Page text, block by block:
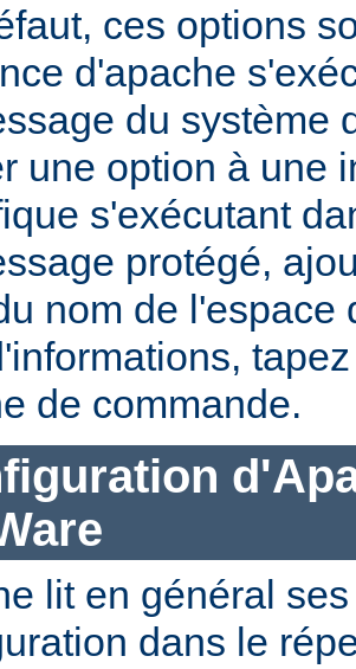
ces options
d'apache
du système
une option à une
s'exécutant
protégé,
nom de l'espace
de commande.
lit en général
dans le